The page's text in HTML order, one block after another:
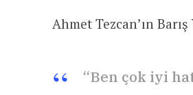
Ahmet Tezcan’ın
“Ben çok iyi